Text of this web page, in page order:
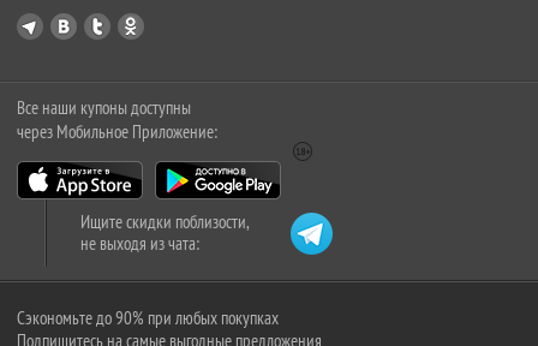
Все наши купоны доступны
через Мобильное Приложение:
Ищите скидки поблизости,
не выходя из чата:
Сэкономьте до 90% при любых покупках
Подпишитесь на самые выгодные предложения